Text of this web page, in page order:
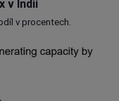
v Indii
v procentech.